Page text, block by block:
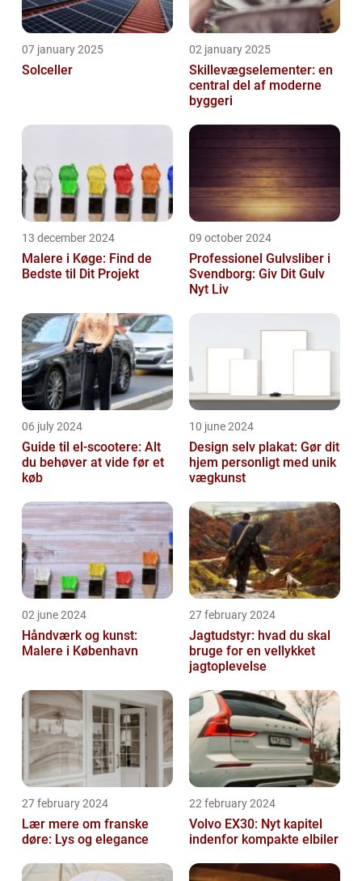
07 january 2025
Solceller
02 january 2025
Skillevægselementer: en
central del af moderne
byggeri
13 december 2024
Malere i Køge: Find de
Bedste til Dit Projekt
09 october 2024
Professionel Gulvsliber i
Svendborg: Giv Dit Gulv
Nyt Liv
06 july 2024
Guide til el-scootere: Alt
du behøver at vide før et
køb
10 june 2024
Design selv plakat: Gør dit
hjem personligt med unik
vægkunst
02 june 2024
Håndværk og kunst:
Malere i København
27 february 2024
Jagtudstyr: hvad du skal
bruge for en vellykket
jagtoplevelse
27 february 2024
Lær mere om franske
døre: Lys og elegance
22 february 2024
Volvo EX30: Nyt kapitel
indenfor kompakte elbiler